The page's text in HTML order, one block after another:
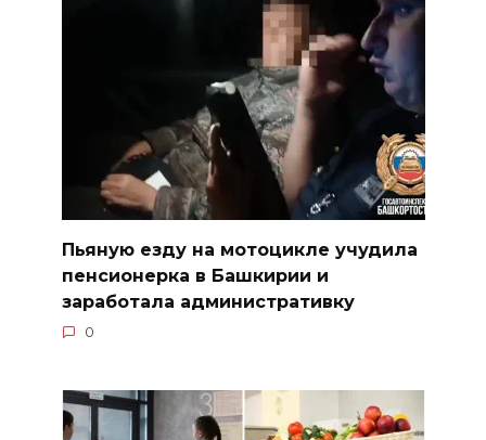
Пьяную езду на мотоцикле учудила
пенсионерка в Башкирии и
заработала административку
0